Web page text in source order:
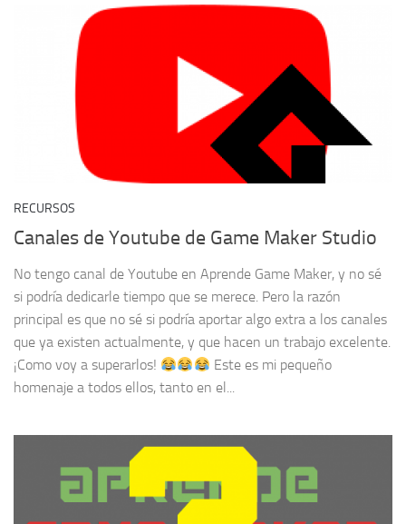
RECURSOS
Canales de Youtube de Game Maker Studio
No tengo canal de Youtube en Aprende Game Maker, y no sé
si podría dedicarle tiempo que se merece. Pero la razón
principal es que no sé si podría aportar algo extra a los canales
que ya existen actualmente, y que hacen un trabajo excelente.
¡Como voy a superarlos!
Este es mi pequeño
homenaje a todos ellos, tanto en el...